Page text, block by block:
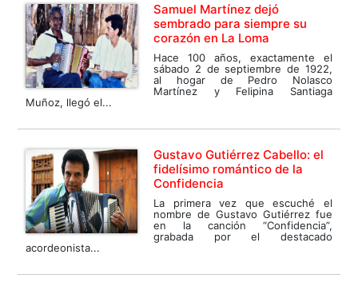
Samuel Martínez dejó
sembrado para siempre su
corazón en La Loma
Hace 100 años, exactamente el
sábado 2 de septiembre de 1922,
al hogar de Pedro Nolasco
Martínez y Felipina Santiaga
Muñoz, llegó el...
Gustavo Gutiérrez Cabello: el
fidelísimo romántico de la
Confidencia
La primera vez que escuché el
nombre de Gustavo Gutiérrez fue
en la canción “Confidencia”,
grabada por el destacado
acordeonista...